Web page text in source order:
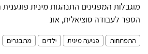
מוגבלות המפגינים התנהגות מינית
הספר לעבודה סוציאלית, אונ
התפתחות פגיעה מינית ילדים מתבגרים